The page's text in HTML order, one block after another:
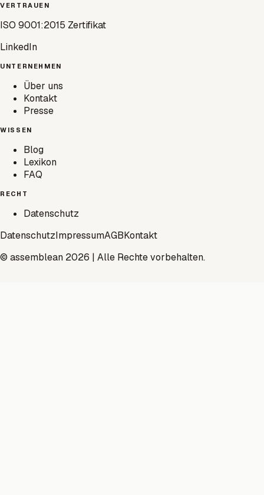
VERTRAUEN
ISO 9001:2015 Zertifikat
LinkedIn
UNTERNEHMEN
Über uns
Kontakt
Presse
WISSEN
Blog
Lexikon
FAQ
RECHT
Datenschutz
DatenschutzImpressumAGBKontakt
© assemblean 2026 | Alle Rechte vorbehalten.